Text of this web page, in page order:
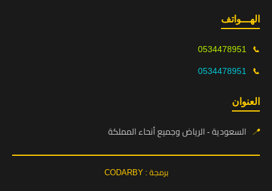
الهـــواتف
📞
0534478951
📞
0534478951
العنوان
📍 السعودية - الرياض وجميع أنحاء المملكة
برمجة : CODARBY